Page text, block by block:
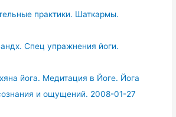
практики. Шаткармы.
Спец упражнения йоги.
йога. Медитация в Йоге. Йога
и ощущений. 2008-01-27